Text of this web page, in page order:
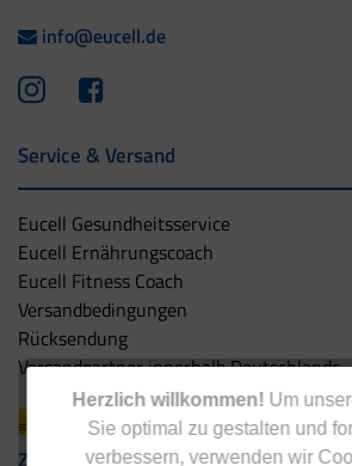
Herzlich willkommen! Um
Sie optimal zu gestalten und
verbessern, verwenden wir
info@eucell.de
Service & Versand
Eucell Gesundheitsservice
Eucell Ernährungscoach
Eucell Fitness Coach
Versandbedingungen
Rücksendung
Versandpartner innerhalb Deutschlands